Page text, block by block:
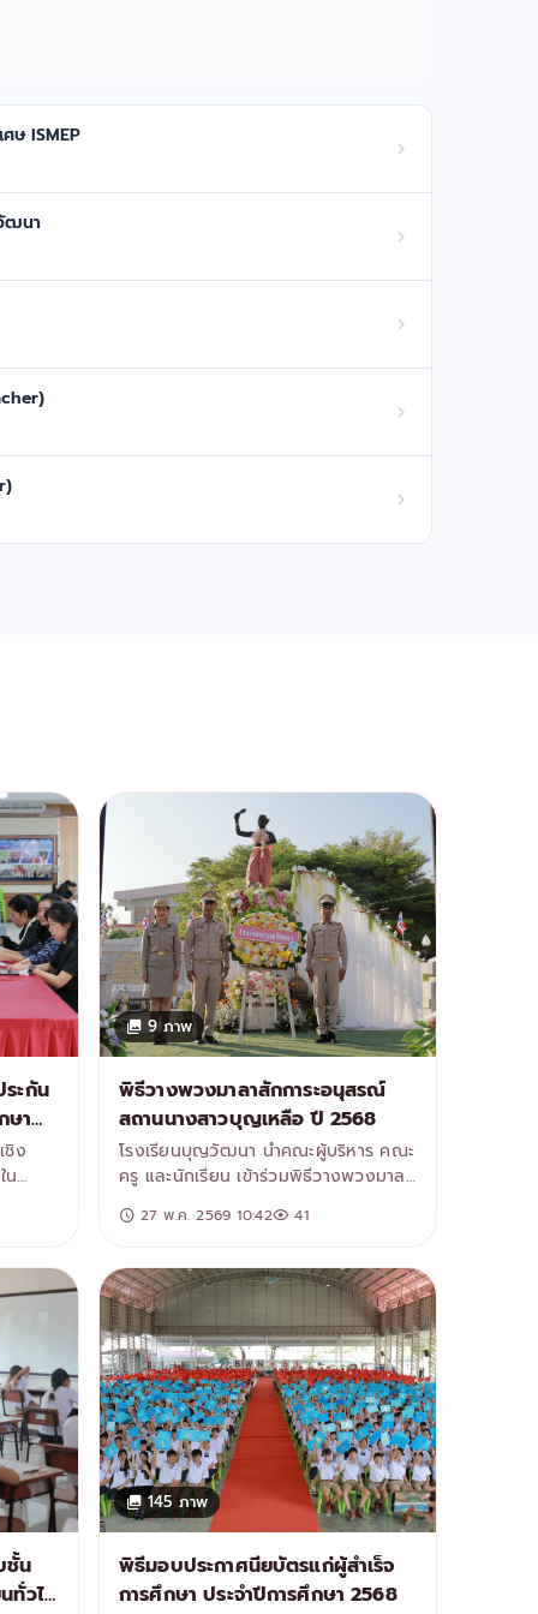
ษ ISMEP
ฒนา
ะกัน
ษา
ชิง
น
ะบบ
กษา
ของ
ขั้นพื้น
บ
พัฒนา
นื่อง
นการ
ร้าง
และ
ป้า
9 ภาพ
พิธีวางพวงมาลาสักการะอนุสรณ์
สถานนางสาวบุญเหลือ ปี 2568
โรงเรียนบุญวัฒนา นำคณะผู้บริหาร คณะ
ครู และนักเรียน เข้าร่วมพิธีวางพวงมาลา
สักการะอนุสรณ์สถานนางสาวบุญเหลือ
ณ โรงเรียนบุญเหลือวิทยานุสรณ์ เพื่อ
กล้าหาญของนางสาวบุญเหลือ วีรสตรี
แห่งเมืองนครราชสีมา
27 พ.ค. 2569 10:42 41
ชั้น
ทั่วไป
145 ภาพ
พิธีมอบประกาศนียบัตรแก่ผู้สำเร็จ
การศึกษา ประจำปีการศึกษา 2568